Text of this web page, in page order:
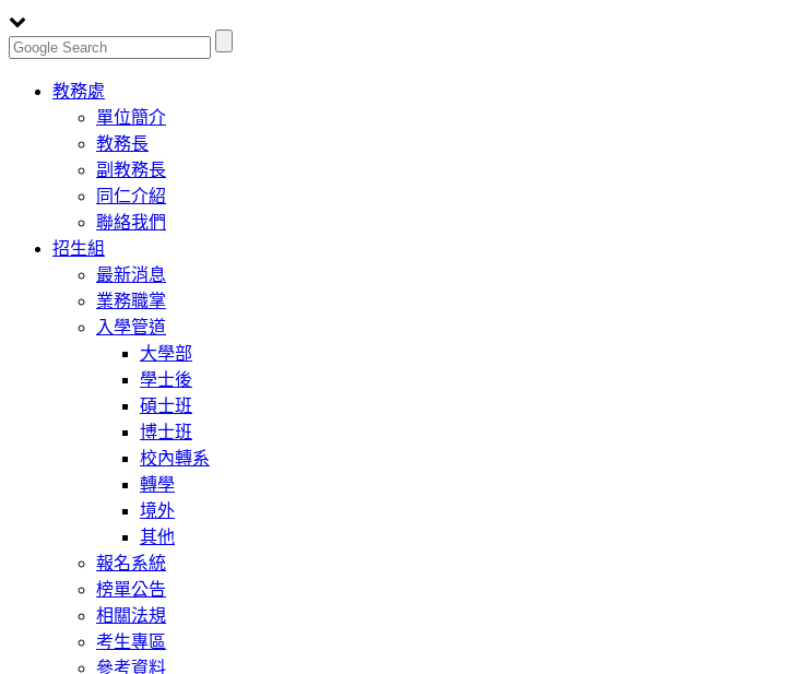
Toggle
navigation
教務處
單位簡介
教務長
副教務長
同仁介紹
聯絡我們
招生組
最新消息
業務職掌
入學管道
大學部
學士後
碩士班
博士班
校內轉系
轉學
境外
其他
報名系統
榜單公告
相關法規
考生專區
參考資料